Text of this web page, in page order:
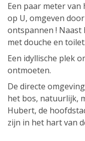
Een paar meter van
op U, omgeven
ontspannen ! Naast
met douche en toilet.
Een idyllische plek
ontmoeten.
De directe
het bos, natuurlijk,
Hubert, de
zijn in het hart van